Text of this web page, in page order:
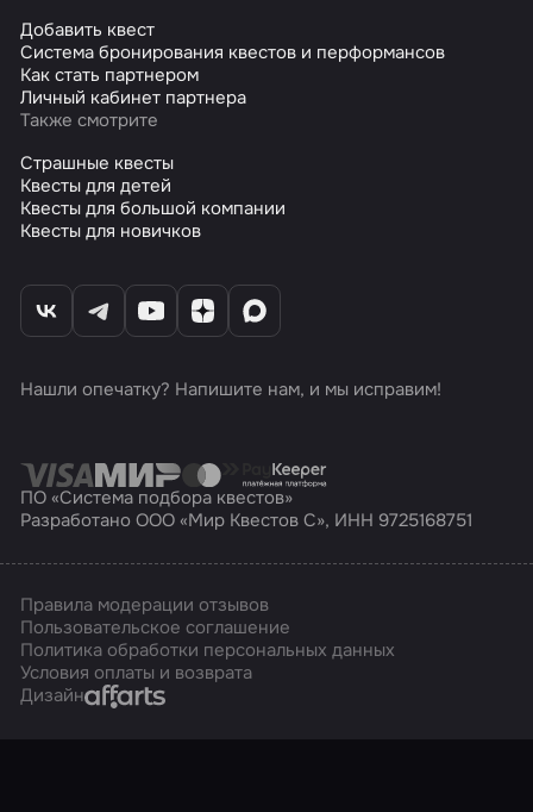
Добавить квест
Система бронирования квестов и перформансов
Как стать партнером
Личный кабинет партнера
Также смотрите
Страшные квесты
Квесты для детей
Квесты для большой компании
Квесты для новичков
Нашли опечатку? Напишите нам, и мы исправим!
ПО «Система подбора квестов»
Разработано ООО «Мир Квестов С», ИНН 9725168751
Правила модерации отзывов
Пользовательское соглашение
Политика обработки персональных данных
Условия оплаты и возврата
ДизайнAffarts